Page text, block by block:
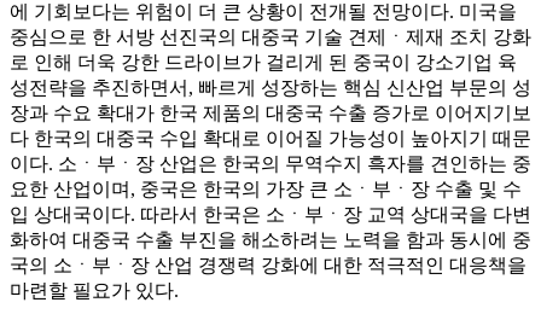
에 기회보다는 위험이 더 큰 상황이 전개될 전망이다. 미국을
중심으로 한 서방 선진국의 대중국 기술 견제ㆍ제재 조치 강화
로 인해 더욱 강한 드라이브가 걸리게 된 중국이 강소기업 육
성전략을 추진하면서, 빠르게 성장하는 핵심 신산업 부문의 성
장과 수요 확대가 한국 제품의 대중국 수출 증가로 이어지기보
다 한국의 대중국 수입 확대로 이어질 가능성이 높아지기 때문
이다. 소ㆍ부ㆍ장 산업은 한국의 무역수지 흑자를 견인하는 중
요한 산업이며, 중국은 한국의 가장 큰 소ㆍ부ㆍ장 수출 및 수
입 상대국이다. 따라서 한국은 소ㆍ부ㆍ장 교역 상대국을 다변
화하여 대중국 수출 부진을 해소하려는 노력을 함과 동시에 중
국의 소ㆍ부ㆍ장 산업 경쟁력 강화에 대한 적극적인 대응책을
마련할 필요가 있다.